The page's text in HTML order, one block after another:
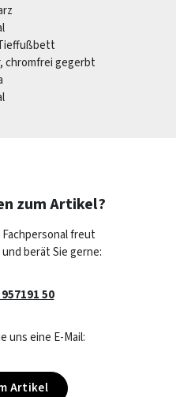
chromfrei gegerbt
zum Artikel?
freut
berät Sie gerne:
50
uns eine E-Mail:
Artikel